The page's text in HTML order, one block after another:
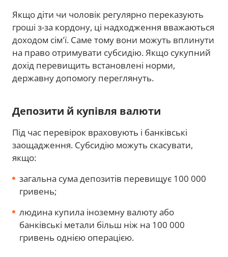
Якщо діти чи чоловік регулярно переказують
гроші з-за кордону, ці надходження вважаються
доходом сім'ї. Саме тому вони можуть вплинути
на право отримувати субсидію. Якщо сукупний
дохід перевищить встановлені норми,
державну допомогу переглянуть.
Депозити й купівля валюти
Під час перевірок враховують і банківські
заощадження. Субсидію можуть скасувати,
якщо:
загальна сума депозитів перевищує 100 000
гривень;
людина купила іноземну валюту або
банківські метали більш ніж на 100 000
гривень однією операцією.